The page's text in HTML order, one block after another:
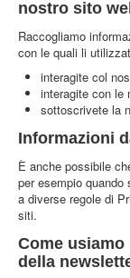
nostro sito
Raccogliamo
con le quali li
interagite col
interagite con le
sottoscrivete la
Informazioni
È anche possibile
per esempio
a diverse regole di
siti.
Come
della